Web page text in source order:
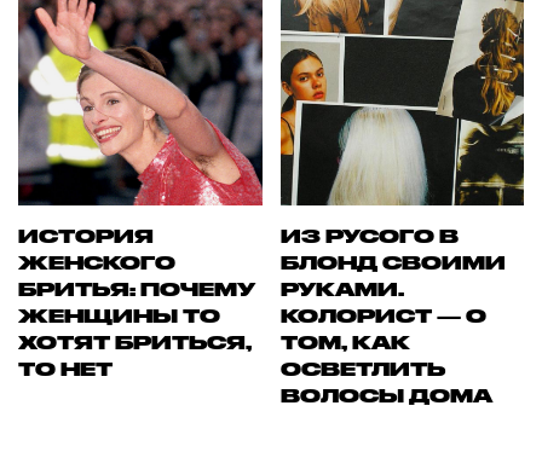
ИСТОРИЯ
ЖЕНСКОГО
БРИТЬЯ: ПОЧЕМУ
ЖЕНЩИНЫ ТО
ХОТЯТ БРИТЬСЯ,
ТО НЕТ
ИЗ РУСОГО В
БЛОНД СВОИМИ
РУКАМИ.
КОЛОРИСТ — О
ТОМ, КАК
ОСВЕТЛИТЬ
ВОЛОСЫ ДОМА